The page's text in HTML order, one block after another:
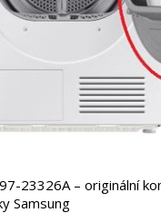
23326A – originální
Samsung